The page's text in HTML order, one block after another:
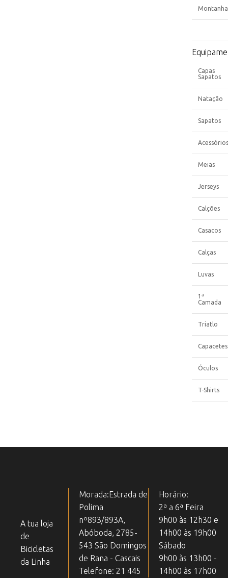
Montanha
Capas
Sapatos
Natação
Sapatos
Acessórios
Meias
Jerseys
Calções
Casacos
Calças
Luvas
1ª
Camada
Triatlo
Capacetes
Óculos
T-Shirts
A tua loja
de
Bicicletas
da Linha
Horário:
2ª a 6ª Feira
9h00 às 12h30 e
14h00 às 19h00
Sábado
9h00 às 13h00 -
14h00 às 17h00
Morada:Estrada de
Polima
nº893/893A,
Abóboda, 2785-
543 São Domingos
de Rana - Cascais
Telefone: 21 445